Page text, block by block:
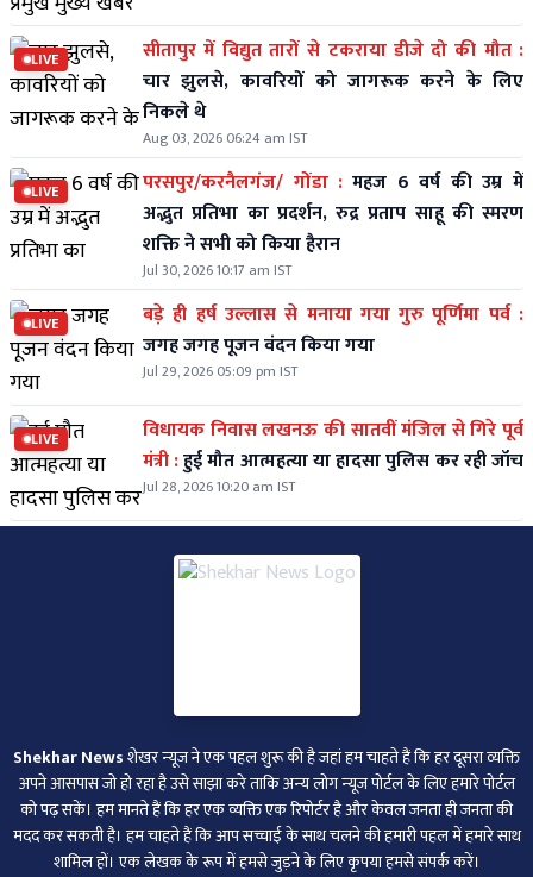
LIVE
सीतापुर में विद्युत तारों से टकराया डीजे दो की मौत :
चार झुलसे, कावरियों को जागरूक करने के लिए
निकले थे
Aug 03, 2026 06:24 am IST
LIVE परसपुर/करनैलगंज/ गोंडा : महज 6 वर्ष की उम्र में
अद्भुत प्रतिभा का प्रदर्शन, रुद्र प्रताप साहू की स्मरण
शक्ति ने सभी को किया हैरान
Jul 30, 2026 10:17 am IST
LIVE
बड़े ही हर्ष उल्लास से मनाया गया गुरु पूर्णिमा पर्व :
जगह जगह पूजन वंदन किया गया
Jul 29, 2026 05:09 pm IST
LIVE
विधायक निवास लखनऊ की सातवीं मंजिल से गिरे पूर्व
मंत्री :हुई मौत आत्महत्या या हादसा पुलिस कर रही जॉच
Jul 28, 2026 10:20 am IST
Shekhar Newsशेखर न्‍यूज ने एक पहल शुरू की है जहां हम चाहते हैं कि हर दूसरा व्‍यक्ति
अपने आसपास जो हो रहा है उसे साझा करे ताकि अन्‍य लोग न्‍यूज पोर्टल के लिए हमारे पोर्टल
को पढ़ सकें। हम मानते हैं कि हर एक व्यक्ति एक रिपोर्टर है और केवल जनता ही जनता की
मदद कर सकती है। हम चाहते हैं कि आप सच्चाई के साथ चलने की हमारी पहल में हमारे साथ
शामिल हों। एक लेखक के रूप में हमसे जुड़ने के लिए कृपया हमसे संपर्क करें।